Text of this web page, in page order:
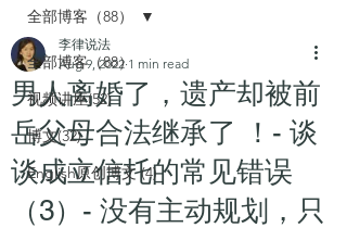
全部博客（88）
视频讲座(52)
博文(32)
English原创博文 (4)
全部博客（88）
男人离婚了，遗产却被前
岳父母合法继承了 ！- 谈
谈成立信托的常见错误
（3）- 没有主动规划，只
李律说法
Aug 9, 2022 1 min read